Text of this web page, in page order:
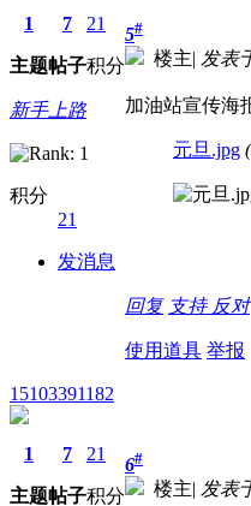
1
主题
7
帖子
21
积分
新手上路
积分
21
发消息
5#
楼主| 发表
加油站宣传海
元旦.jpg
回复 支持 反对
使用道具 举报
15103391182
1
主题
7
帖子
21
积分
6#
楼主| 发表